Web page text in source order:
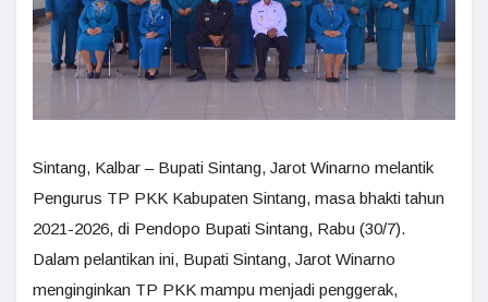
Sintang, Kalbar – Bupati Sintang, Jarot Winarno melantik
Pengurus TP PKK Kabupaten Sintang, masa bhakti tahun
2021-2026, di Pendopo Bupati Sintang, Rabu (30/7).
Dalam pelantikan ini, Bupati Sintang, Jarot Winarno
menginginkan TP PKK mampu menjadi penggerak,